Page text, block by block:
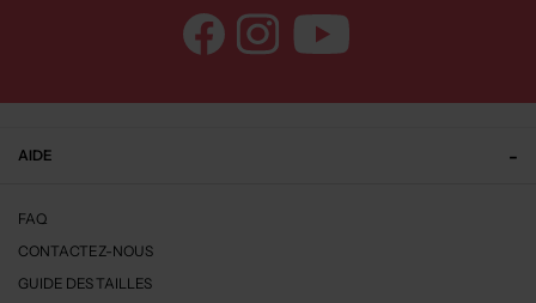
AIDE
FAQ
CONTACTEZ-NOUS
GUIDE DES TAILLES